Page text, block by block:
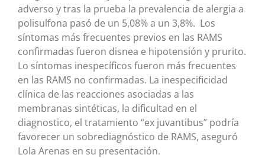
adverso y tras la prueba la prevalencia de alergia a
polisulfona pasó de un 5,08% a un 3,8%. Los
síntomas más frecuentes previos en las RAMS
confirmadas fueron disnea e hipotensión y prurito.
Lo síntomas inespecíficos fueron más frecuentes
en las RAMS no confirmadas. La inespecificidad
clínica de las reacciones asociadas a las
membranas sintéticas, la dificultad en el
diagnostico, el tratamiento “ex juvantibus” podría
favorecer un sobrediagnóstico de RAMS, aseguró
Lola Arenas en su presentación.